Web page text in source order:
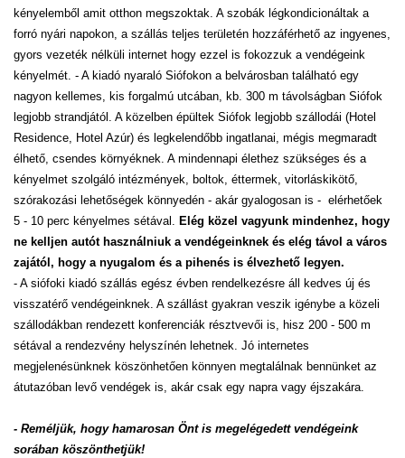
kényelemből amit otthon megszoktak. A szobák légkondicionáltak a
forró nyári napokon, a szállás teljes területén hozzáférhető az ingyenes,
gyors vezeték nélküli internet hogy ezzel is fokozzuk a vendégeink
kényelmét. - A kiadó nyaraló Siófokon a belvárosban található egy
nagyon kellemes, kis forgalmú utcában, kb. 300 m távolságban Siófok
legjobb strandjától. A közelben épültek Siófok legjobb szállodái (Hotel
Residence, Hotel Azúr) és legkelendőbb ingatlanai, mégis megmaradt
élhető, csendes környéknek. A mindennapi élethez szükséges és a
kényelmet szolgáló intézmények, boltok, éttermek, vitorláskikötő,
szórakozási lehetőségek könnyedén - akár gyalogosan is - elérhetőek
5 - 10 perc kényelmes sétával. Elég közel vagyunk mindenhez, hogy
ne kelljen autót használniuk a vendégeinknek és elég távol a város
zajától, hogy a nyugalom és a pihenés is élvezhető legyen.
- A siófoki kiadó szállás egész évben rendelkezésre áll kedves új és
visszatérő vendégeinknek. A szállást gyakran veszik igénybe a közeli
szállodákban rendezett konferenciák résztvevői is, hisz 200 - 500 m
sétával a rendezvény helyszínén lehetnek. Jó internetes
megjelenésünknek köszönhetően könnyen megtalálnak bennünket az
átutazóban levő vendégek is, akár csak egy napra vagy éjszakára.
- Reméljük, hogy hamarosan Önt is megelégedett vendégeink
sorában köszönthetjük!